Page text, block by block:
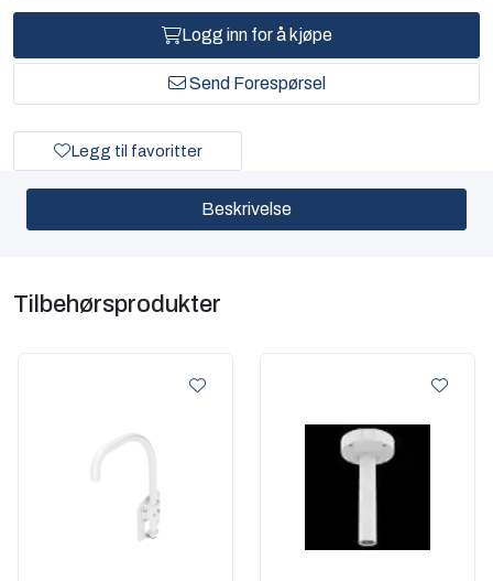
Logg inn for å kjøpe
Send Forespørsel
Legg til favoritter
Beskrivelse
Tilbehørsprodukter